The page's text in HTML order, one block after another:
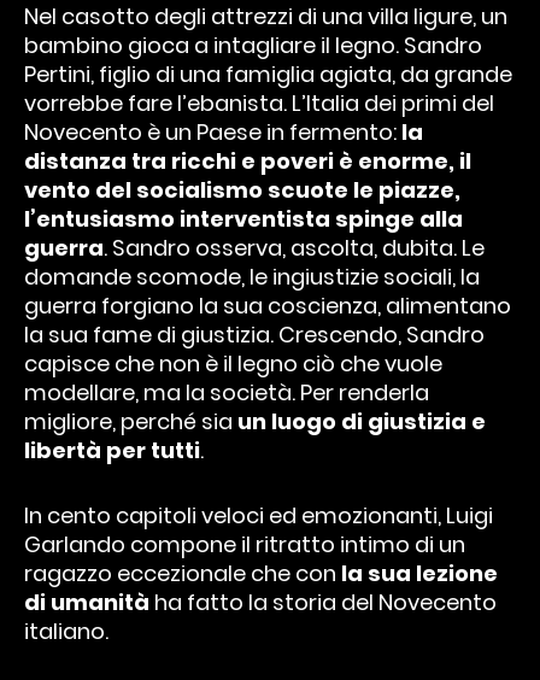
Nel casotto degli attrezzi di una villa ligure, un
bambino gioca a intagliare il legno. Sandro
Pertini, figlio di una famiglia agiata, da grande
vorrebbe fare l’ebanista. L’Italia dei primi del
Novecento è un Paese in fermento: la
distanza tra ricchi e poveri è enorme, il
vento del socialismo scuote le piazze,
l’entusiasmo interventista spinge alla
guerra. Sandro osserva, ascolta, dubita. Le
domande scomode, le ingiustizie sociali, la
guerra forgiano la sua coscienza, alimentano
la sua fame di giustizia. Crescendo, Sandro
capisce che non è il legno ciò che vuole
modellare, ma la società. Per renderla
migliore, perché sia un luogo di giustizia e
libertà per tutti.
In cento capitoli veloci ed emozionanti, Luigi
Garlando compone il ritratto intimo di un
ragazzo eccezionale che con la sua lezione
di umanità ha fatto la storia del Novecento
italiano.